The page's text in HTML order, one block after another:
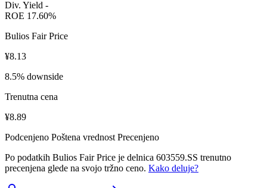
Div. Yield -
ROE 17.60%
Bulios Fair Price
¥8.13
8.5% downside
Trenutna cena
¥8.89
Podcenjeno Poštena vrednost Precenjeno
Po podatkih Bulios Fair Price je delnica 603559.SS trenutno
precenjena glede na svojo tržno ceno. Kako deluje?